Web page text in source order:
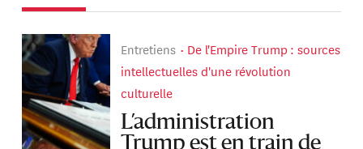
Entretiens
De l'Empire Trump : sources
intellectuelles d'une révolution
culturelle
L’administration
Trump est en train de